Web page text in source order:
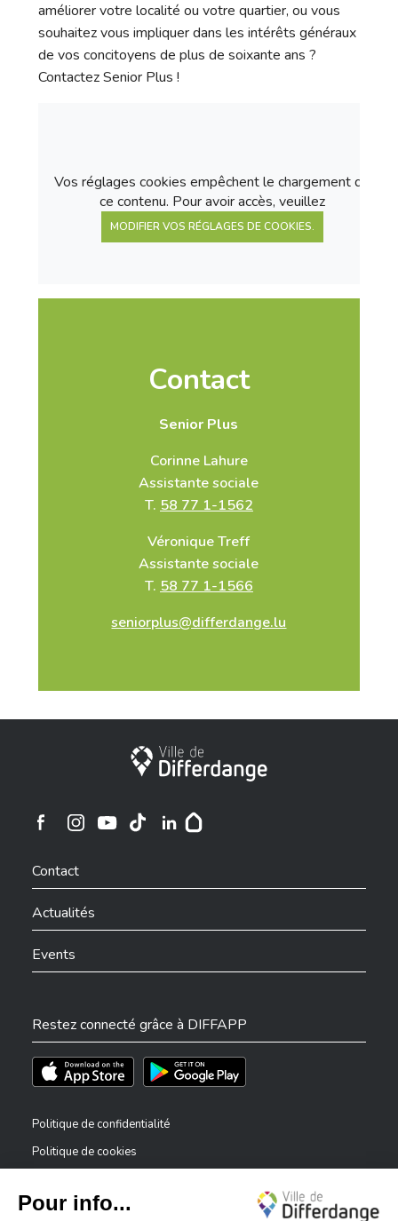
améliorer votre localité ou votre quartier, ou vous
souhaitez vous impliquer dans les intérêts généraux
de vos concitoyens de plus de soixante ans ?
Contactez Senior Plus !
Vos réglages cookies empêchent le chargement de
ce contenu. Pour avoir accès, veuillez
MODIFIER VOS RÉGLAGES DE COOKIES.
Contact
Senior Plus
Corinne Lahure
Assistante sociale
T. 58 77 1-1562
Véronique Treff
Assistante sociale
T. 58 77 1-1566
seniorplus@differdange.lu
Ville de Differdange
Ville de Differdange sur Instagram
Contact
Actualités
Events
Restez connecté grâce à DIFFAPP
Téléchargez l'app sur l'App StoreTéléchargez l'app sur Play Store
Politique de confidentialité
Politique de cookies
Déclaration d’accessibilité